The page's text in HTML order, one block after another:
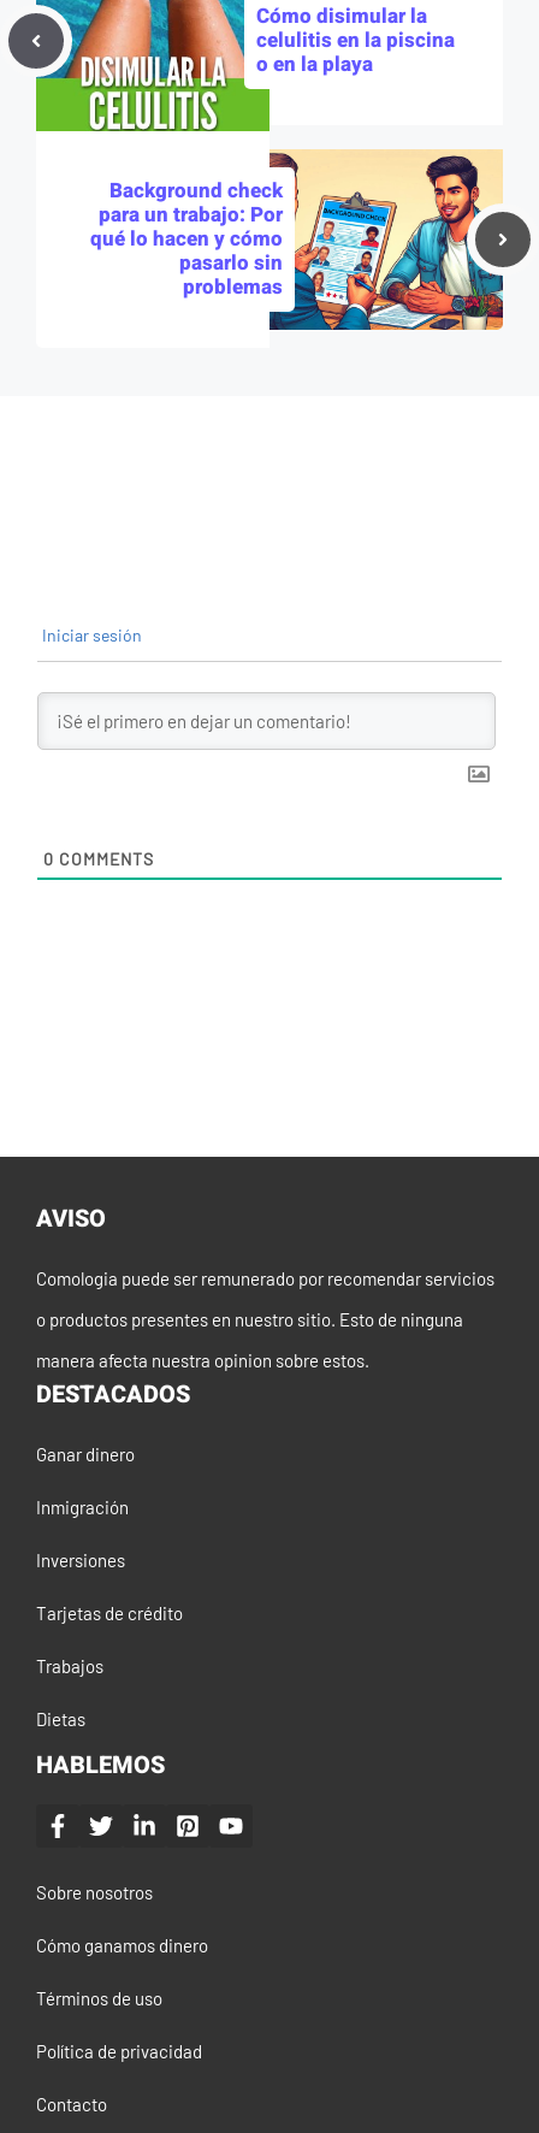
Cómo disimular la
celulitis en la piscina
o en la playa
Background check
para un trabajo: Por
qué lo hacen y cómo
pasarlo sin
problemas
Iniciar sesión
0 COMMENTS
AVISO
Comologia puede ser remunerado por recomendar servicios
o productos presentes en nuestro sitio. Esto de ninguna
manera afecta nuestra opinion sobre estos.
DESTACADOS
Ganar dinero
Inmigración
Inversiones
Tarjetas de crédito
Trabajos
Dietas
HABLEMOS
Sobre nosotros
Cómo ganamos dinero
Términos de uso
Política de privacidad
Contacto